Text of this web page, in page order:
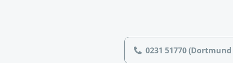
0231 51770